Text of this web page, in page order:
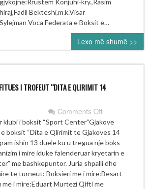
Konjuhi-kry.,Rasim
Bekteshi,m.k.Visar
Voca Federata e Boksit e…
Lexo më shumë >>
I TROFEUT “DITA E QLIRIMIT 14
Comments Offon
BESART
KURHASKI
FITUES
I
TROFEUT
“DITA
E
klubi i boksit “Sport Center”Gjakove
boksit “Dita e Qlirimit te Gjakoves 14
ishin 13 duele ku u tregua nje boks
i mire iduke falenderuar kryetarin e
me bashkepuntor. Juria shpalli dhe
te turneut: Boksieri me i mire:Besart
me i mire:Eduart Murtezi Qifti me